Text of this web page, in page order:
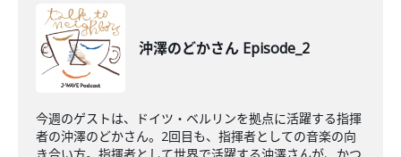
沖澤のどかさん Episode_2
今週のゲストは、ドイツ・ベルリンを拠点に活躍する指揮
者の沖澤のどかさん。2回目も、指揮者としての音楽の向